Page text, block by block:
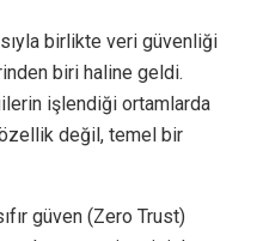
birlikte veri güvenliği
biri haline geldi.
işlendiği ortamlarda
değil, temel bir
güven (Zero Trust)